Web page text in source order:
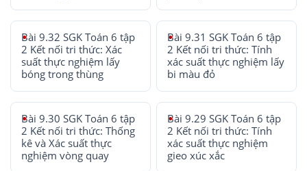
Bài 9.32 SGK Toán 6 tập
2 Kết nối tri thức: Xác
suất thực nghiệm lấy
bóng trong thùng
Bài 9.31 SGK Toán 6 tập
2 Kết nối tri thức: Tính
xác suất thực nghiệm lấy
bi màu đỏ
Bài 9.30 SGK Toán 6 tập
2 Kết nối tri thức: Thống
kê và Xác suất thực
nghiệm vòng quay
Bài 9.29 SGK Toán 6 tập
2 Kết nối tri thức: Tính
xác suất thực nghiệm
gieo xúc xắc